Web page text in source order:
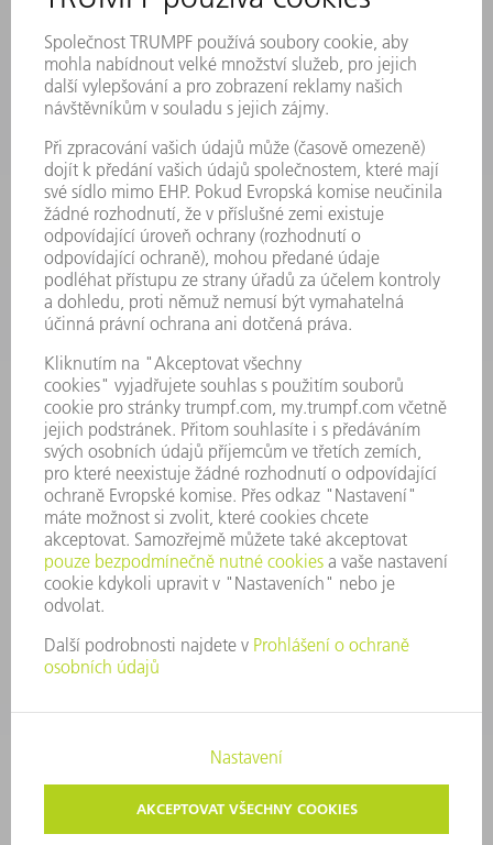
BEZPEČNOSTNÍ LISTY
PRODUKTY
STROJE & SYSTÉMY
LASER
VÝKONOVÁ ELEKTRONIKA
SMART FACTORY
SOFTWARE
SERVIS
POUŽITÍ
ODVĚTVÍ
SPOLEČNOST
KARIÉRA
PRACOVNÍ NABÍDKY
PROFIL PODNIKU
VÝROČNÍ ZPRÁVA
ZÁSADY SPOLEČNOSTI
SHODA
SYSTÉM UPOZORŇOVAČŮ
SECURITY
TISKOVÉ ZPRÁVY
MAGAZÍN
UDRŽITELNOST
ŽIVOTNÍ PROSTŘEDÍ & KLIMA
SOCIÁLNÍ TÉMA & SPOLEČNOST
VEDENÍ FIRMY
OCHRANA DAT
AUTORSKÉ A ZNÁMKOVÉ PRÁVO
VOP TRUMPF PRAHA
NASTAVENÍ SOUKROMÍ